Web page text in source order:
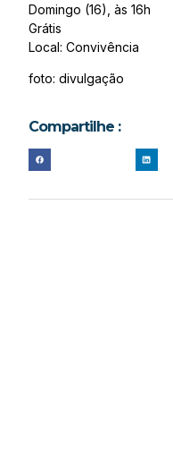
Domingo (16), às 16h
Grátis
Local: Convivência
foto: divulgação
Compartilhe :